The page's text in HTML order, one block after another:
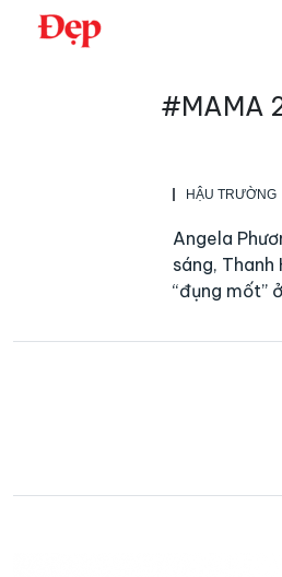
Chuyển
#MAMA
HẬU TRƯỜNG
Angela
sáng, Thanh
“đụng mốt”